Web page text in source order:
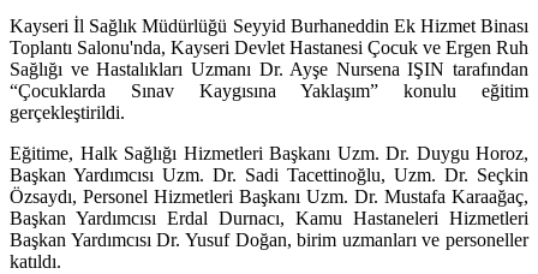
Kayseri İl Sağlık Müdürlüğü Seyyid Burhaneddin Ek Hizmet Binası
Toplantı Salonu'nda, Kayseri Devlet Hastanesi Çocuk ve Ergen Ruh
Sağlığı ve Hastalıkları Uzmanı Dr. Ayşe Nursena IŞIN tarafından
“Çocuklarda Sınav Kaygısına Yaklaşım” konulu eğitim
gerçekleştirildi.
Eğitime, Halk Sağlığı Hizmetleri Başkanı Uzm. Dr. Duygu Horoz,
Başkan Yardımcısı Uzm. Dr. Sadi Tacettinoğlu, Uzm. Dr. Seçkin
Özsaydı, Personel Hizmetleri Başkanı Uzm. Dr. Mustafa Karaağaç,
Başkan Yardımcısı Erdal Durnacı, Kamu Hastaneleri Hizmetleri
Başkan Yardımcısı Dr. Yusuf Doğan, birim uzmanları ve personeller
katıldı.